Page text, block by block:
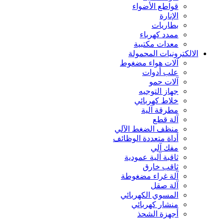
قواطع الأضواء
الإنارة
بطاريات
ممدد كهرباء
معدات مكتبية
الالكترونيات المحمولة
آلات هواء مضغوط
علب أدوات
آلات حمو
جهاز التوجيه
خلاط كهربائي
مطرقة آلية
آلة قطع
منظف الضغط الآلي
أداة متعددة الوظائف
مفك آلي
ثاقبة آلية عمودية
ثاقب خارق
آلة غراء مضغوطة
آلة صقل
المسوي الكهربائي
منشار كهربائي
أجهزة الشحذ